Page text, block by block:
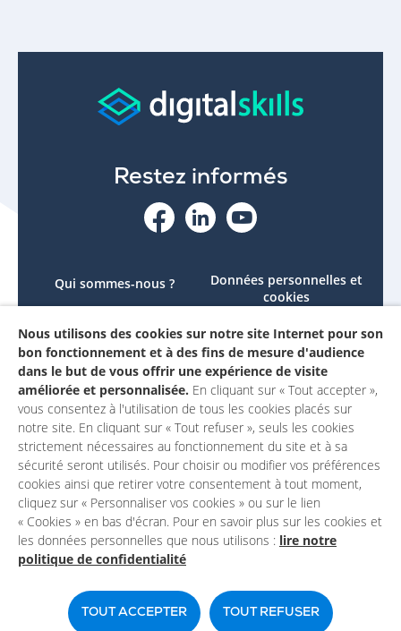
Restez informés
Qui sommes-nous ?
Le projet
Contactez-nous
Mon compte
Données personnelles et
cookies
Accessibilité : non
conforme
Mentions légales
Un site du
Nous utilisons des cookies sur notre site Internet pour son
bon fonctionnement et à des fins de mesure d'audience
dans le but de vous offrir une expérience de visite
améliorée et personnalisée. En cliquant sur « Tout accepter »,
vous consentez à l'utilisation de tous les cookies placés sur
notre site. En cliquant sur « Tout refuser », seuls les cookies
strictement nécessaires au fonctionnement du site et à sa
sécurité seront utilisés. Pour choisir ou modifier vos préférences
cookies ainsi que retirer votre consentement à tout moment,
cliquez sur « Personnaliser vos cookies » ou sur le lien
« Cookies » en bas d'écran. Pour en savoir plus sur les cookies et
les données personnelles que nous utilisons : lire notre
politique de confidentialité
TOUT ACCEPTER TOUT REFUSER